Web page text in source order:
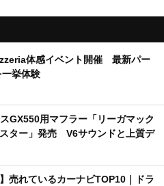
体感イベント開催 最新パー
一挙体験
GX550用マフラー「リーガマック
ター」発売 V6サウンドと上質デ
】売れているカーナビTOP10｜ドラ